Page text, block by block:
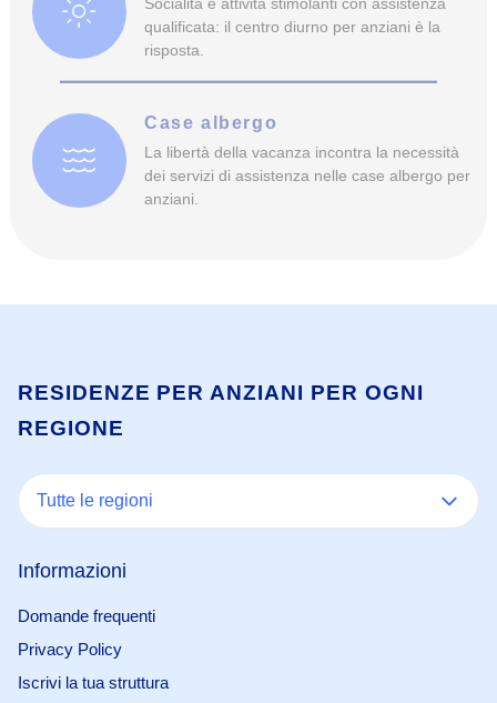
qualificata: il centro diurno per anziani è la
risposta.
Case albergo
La libertà della vacanza incontra la necessità
dei servizi di assistenza nelle case albergo per
anziani.
RESIDENZE PER ANZIANI PER OGNI
REGIONE
Tutte le regioni
Informazioni
Domande frequenti
Privacy Policy
Iscrivi la tua struttura